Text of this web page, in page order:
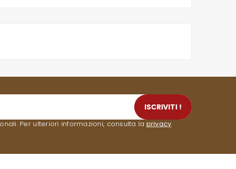
Per ulteriori informazioni, consulta la privacy
ISCRIVITI !